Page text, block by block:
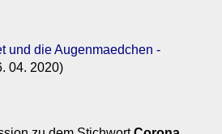
und die Augenmaedchen -
04. 2020)